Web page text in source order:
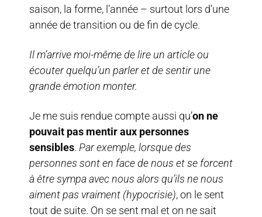
saison, la forme, l’année – surtout lors d’une
année de transition ou de fin de cycle.
Il m’arrive moi-même de lire un article ou
écouter quelqu’un parler et de sentir une
grande émotion monter.
Je me suis rendue compte aussi qu’on ne
pouvait pas mentir aux personnes
sensibles. Par exemple, lorsque des
personnes sont en face de nous et se forcent
à être sympa avec nous alors qu’ils ne nous
aiment pas vraiment (hypocrisie), on le sent
tout de suite. On se sent mal et on ne sait